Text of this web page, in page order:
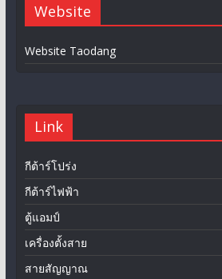
Website
Website Taodang
Link
กีต้าร์โปร่ง
กีต้าร์ไฟฟ้า
ตู้แอมป์
เครื่องตั้งสาย
สายสัญญาณ